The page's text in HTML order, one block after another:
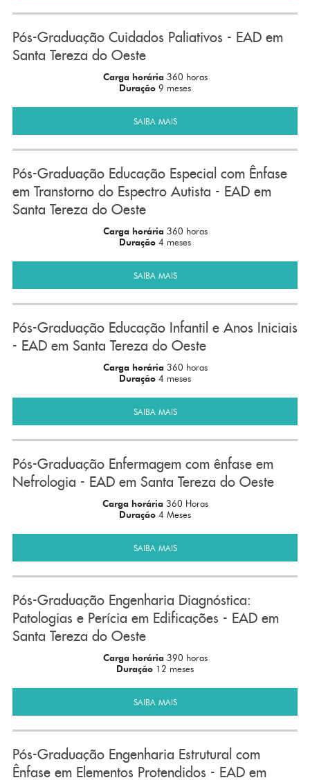
Pós-Graduação Cuidados Paliativos - EAD em
Santa Tereza do Oeste
Carga horária 360 horas
Duração 9 meses
SAIBA MAIS
Pós-Graduação Educação Especial com Ênfase
em Transtorno do Espectro Autista - EAD em
Santa Tereza do Oeste
Carga horária 360 horas
Duração 4 meses
SAIBA MAIS
Pós-Graduação Educação Infantil e Anos Iniciais
- EAD em Santa Tereza do Oeste
Carga horária 360 horas
Duração 4 meses
SAIBA MAIS
Pós-Graduação Enfermagem com ênfase em
Nefrologia - EAD em Santa Tereza do Oeste
Carga horária 360 Horas
Duração 4 Meses
SAIBA MAIS
Pós-Graduação Engenharia Diagnóstica:
Patologias e Perícia em Edificações - EAD em
Santa Tereza do Oeste
Carga horária 390 horas
Duração 12 meses
SAIBA MAIS
Pós-Graduação Engenharia Estrutural com
Ênfase em Elementos Protendidos - EAD em